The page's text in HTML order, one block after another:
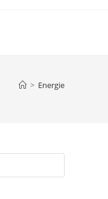
> Energie
op